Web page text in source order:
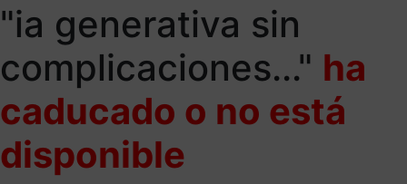
"ia generativa sin
complicaciones..." ha
caducado o no está
disponible